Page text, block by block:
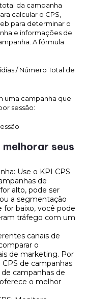
da campanha
calcular o CPS,
para determinar o
e informações de
A fórmula
/ Número Total de
uma campanha que
sessão:
melhorar seus
Use o KPI CPS
de
alto, pode ser
a segmentação
for baixo, você pode
tráfego com um
canais de
o
de marketing. Por
de campanhas
campanhas de
o melhor